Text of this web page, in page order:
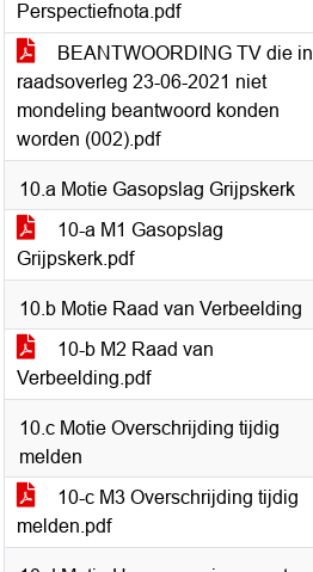
Perspectiefnota.pdf
BEANTWOORDING TV die in
raadsoverleg 23-06-2021 niet
mondeling beantwoord konden
worden (002).pdf
10.a Motie Gasopslag Grijpskerk
10-a M1 Gasopslag
Grijpskerk.pdf
10.b Motie Raad van Verbeelding
10-b M2 Raad van
Verbeelding.pdf
10.c Motie Overschrijding tijdig
melden
10-c M3 Overschrijding tijdig
melden.pdf